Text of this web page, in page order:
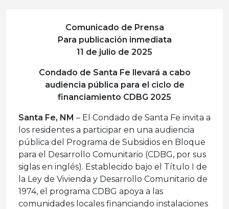
Comunicado de Prensa
Para publicación inmediata
11 de julio de 2025
Condado de Santa Fe llevará a cabo
audiencia pública para el ciclo de
financiamiento CDBG 2025
Santa Fe, NM – El Condado de Santa Fe invita a
los residentes a participar en una audiencia
pública del Programa de Subsidios en Bloque
para el Desarrollo Comunitario (CDBG, por sus
siglas en inglés). Establecido bajo el Título I de
la Ley de Vivienda y Desarrollo Comunitario de
1974, el programa CDBG apoya a las
comunidades locales financiando instalaciones